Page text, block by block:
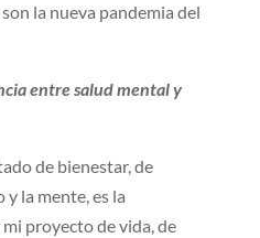
la nueva pandemia del
entre salud mental y
de bienestar, de
la mente, es la
proyecto de vida, de